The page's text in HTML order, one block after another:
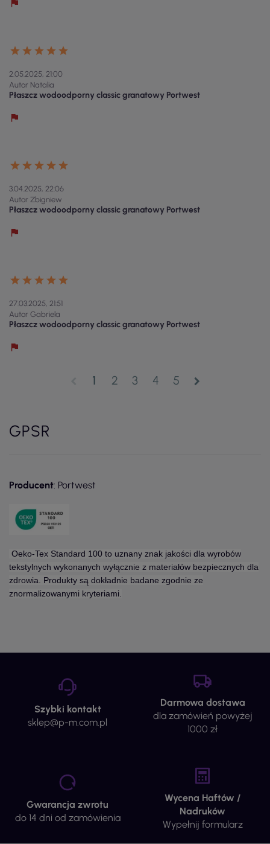
2.05.2025, 21:00
Autor Natalia
Płaszcz wodoodporny classic granatowy Portwest
3.04.2025, 22:06
Autor Zbigniew
Płaszcz wodoodporny classic granatowy Portwest
27.03.2025, 21:51
Autor Gabriela
Płaszcz wodoodporny classic granatowy Portwest
1 2 3 4 5 chevron_right
GPSR
Producent: Portwest
Oeko-Tex Standard 100 to uznany znak jakości dla wyrobów
tekstylnych wykonanych wyłącznie z materiałów bezpiecznych dla
zdrowia. Produkty są dokładnie badane zgodnie ze
znormalizowanymi kryteriami.
Szybki kontakt
sklep@p-m.com.pl
Darmowa dostawa
dla zamówień powyżej
1000 zł
Gwarancja zwrotu
do 14 dni od zamówienia
Wycena Haftów /
Nadruków
Wypełnij formularz